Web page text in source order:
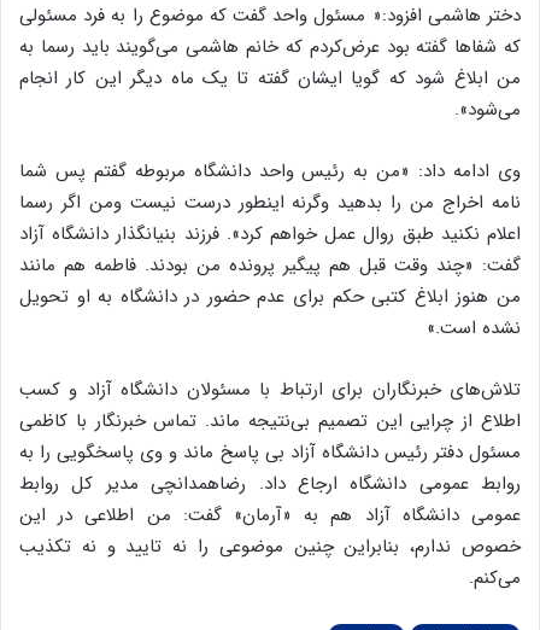
دختر هاشمی افزود:« مسئول واحد گفت که موضوع را به فرد مسئولی
که شفاها گفته بود عرض‌کردم که خانم هاشمی می‌گویند باید رسما به
من ابلاغ شود که گویا ایشان گفته تا یک ماه دیگر این کار انجام
می‌شود».
وی ادامه داد: «من به رئیس واحد دانشگاه مربوطه گفتم پس شما
نامه اخراج من را بدهید وگرنه اینطور درست نیست ومن اگر رسما
اعلام نکنید طبق روال عمل خواهم کرد». فرزند بنیانگذار دانشگاه آزاد
گفت: «چند وقت قبل هم پیگیر پرونده من بودند. فاطمه هم مانند
من هنوز ابلاغ کتبی حکم برای عدم حضور در دانشگاه به او تحویل
نشده است.»
تلاش‌های خبرنگاران برای ارتباط با مسئولان دانشگاه آزاد و کسب
اطلاع از چرایی این تصمیم بی‌نتیجه ماند. تماس خبرنگار با کاظمی
مسئول دفتر رئیس دانشگاه آزاد بی پاسخ ماند و وی پاسخگویی را به
روابط عمومی دانشگاه ارجاع داد. رضا‌همدانچی مدیر کل روابط
عمومی دانشگاه آزاد هم به «آرمان» گفت: من اطلاعی در این
خصوص ندارم، بنابراین چنین موضوعی را نه تایید و نه تکذیب
می‌کنم.